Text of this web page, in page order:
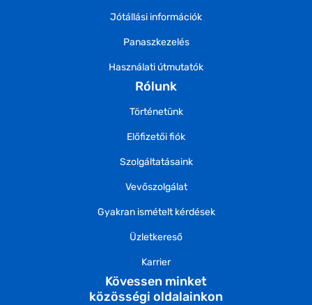
Jótállási információk
Panaszkezelés
Használati útmutatók
Rólunk
Történetünk
Előfizetői fiók
Szolgáltatásaink
Vevőszolgálat
Gyakran ismételt kérdések
Üzletkereső
Karrier
Kövessen minket
közösségi oldalainkon